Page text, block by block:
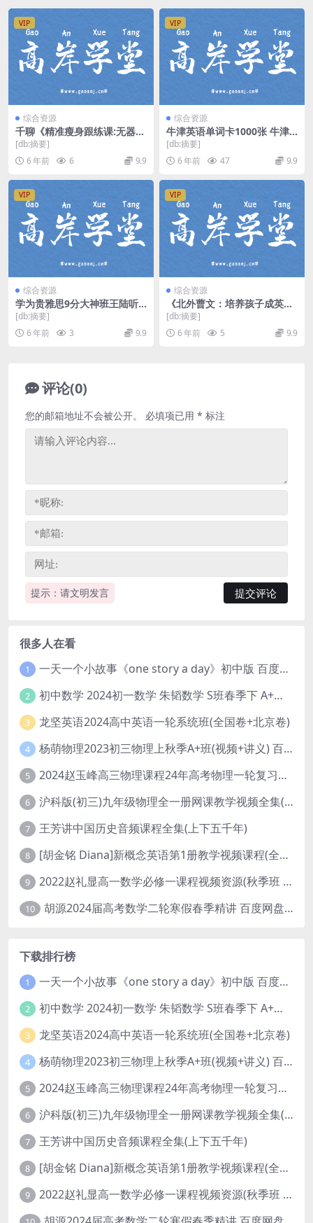
VIP
综合资源
千聊《精准瘦身跟练课:无器械
徒手燃脂》（高清完结）（千
聊）百度网盘
[db:摘要]
6 年前
6 9.9
VIP
综合资源
牛津英语单词卡1000张 牛津
闪卡（闪卡+音频）百度网盘
[db:摘要]
6 年前
47 9.9
VIP
综合资源
学为贵雅思9分大神班王陆听
力（高清视频）百度网盘
[db:摘要]
6 年前
3 9.9
VIP
综合资源
《北外曹文：培养孩子成英语
学霸》MP3音频 百度网盘下载
[db:摘要]
6 年前
5 9.9
评论(0)
提示：请文明发言
您的邮箱地址不会被公开。 必填项已用 * 标注
很多人在看
1 一天一个小故事《one story a day》初中版 百度网盘分享下载
2 初中数学 2024初一数学 朱韬数学 S班春季下 A+班春季下 百度云网盘
3 龙坚英语2024高中英语一轮系统班(全国卷+北京卷)
4 杨萌物理2023初三物理上秋季A+班(视频+讲义) 百度网盘分享
5 2024赵玉峰高三物理课程24年高考物理一轮复习网课教程
6 沪科版(初三)九年级物理全一册网课教学视频全集(录播版 杜春雨 66讲)
7 王芳讲中国历史音频课程全集(上下五千年)
8 [胡金铭 Diana]新概念英语第1册教学视频课程(全集 百度网盘下载)
9 2022赵礼显高一数学必修一课程视频资源(秋季班 含讲义)百度网盘云
10 胡源2024届高考数学二轮寒假春季精讲 百度网盘分享
下载排行榜
1 一天一个小故事《one story a day》初中版 百度网盘分享下载
2 初中数学 2024初一数学 朱韬数学 S班春季下 A+班春季下 百度云网盘
3 龙坚英语2024高中英语一轮系统班(全国卷+北京卷)
4 杨萌物理2023初三物理上秋季A+班(视频+讲义) 百度网盘分享
5 2024赵玉峰高三物理课程24年高考物理一轮复习网课教程
6 沪科版(初三)九年级物理全一册网课教学视频全集(录播版 杜春雨 66讲)
7 王芳讲中国历史音频课程全集(上下五千年)
8 [胡金铭 Diana]新概念英语第1册教学视频课程(全集 百度网盘下载)
9 2022赵礼显高一数学必修一课程视频资源(秋季班 含讲义)百度网盘云